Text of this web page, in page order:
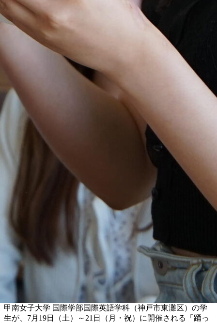
甲南女子大学 国際学部国際英語学科（神戸市東灘区）の学
生が、7月19日（土）～21日（月・祝）に開催される「踊っ